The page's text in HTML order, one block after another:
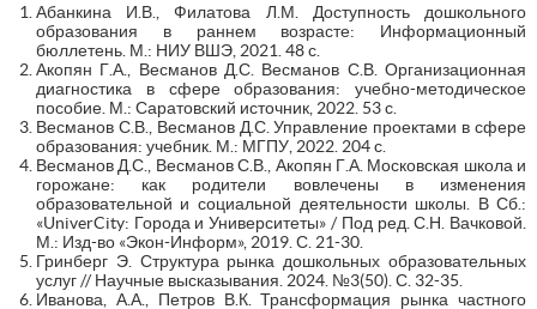
Абанкина И.В., Филатова Л.М. Доступность дошкольного
образования в раннем возрасте: Информационный
бюллетень. М.: НИУ ВШЭ, 2021. 48 с.
Акопян Г.А., Весманов Д.С. Весманов С.В. Организационная
диагностика в сфере образования: учебно-методическое
пособие. М.: Саратовский источник, 2022. 53 с.
Весманов С.В., Весманов Д.С. Управление проектами в сфере
образования: учебник. М.: МГПУ, 2022. 204 с.
Весманов Д.С., Весманов С.В., Акопян Г.А. Московская школа и
горожане: как родители вовлечены в изменения
образовательной и социальной деятельности школы. В Сб.:
«UniverCity: Города и Университеты» / Под ред. С.Н. Вачковой.
М.: Изд-во «Экон-Информ», 2019. С. 21-30.
Гринберг Э. Структура рынка дошкольных образовательных
услуг // Научные высказывания. 2024. №3(50). С. 32-35.
Иванова, А.А., Петров В.К. Трансформация рынка частного